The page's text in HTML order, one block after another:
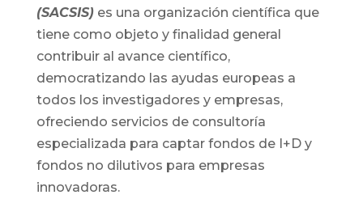
(SACSIS)es una organización científica que
tiene como objeto y finalidad general
contribuir al avance científico,
democratizando las ayudas europeas a
todos los investigadores y empresas,
ofreciendo servicios de consultoría
especializada para captar fondos de I+D y
fondos no dilutivos para empresas
innovadoras.